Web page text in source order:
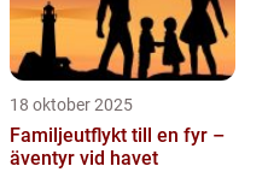
18 oktober 2025
Familjeutflykt till en fyr –
äventyr vid havet